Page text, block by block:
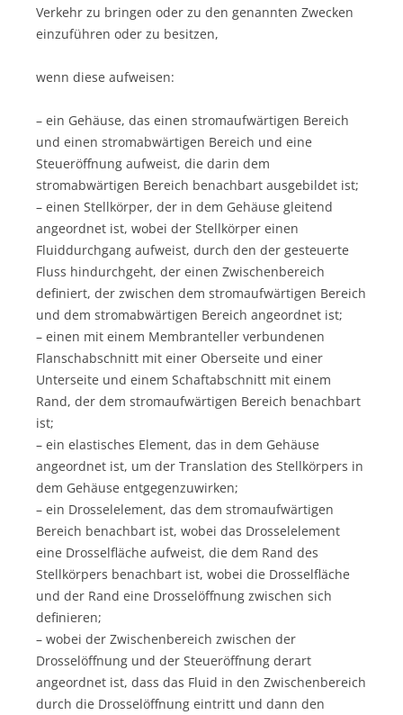
Verkehr zu bringen oder zu den genannten Zwecken
einzuführen oder zu besitzen,
wenn diese aufweisen:
– ein Gehäuse, das einen stromaufwärtigen Bereich
und einen stromabwärtigen Bereich und eine
Steueröffnung aufweist, die darin dem
stromabwärtigen Bereich benachbart ausgebildet ist;
– einen Stellkörper, der in dem Gehäuse gleitend
angeordnet ist, wobei der Stellkörper einen
Fluiddurchgang aufweist, durch den der gesteuerte
Fluss hindurchgeht, der einen Zwischenbereich
definiert, der zwischen dem stromaufwärtigen Bereich
und dem stromabwärtigen Bereich angeordnet ist;
– einen mit einem Membranteller verbundenen
Flanschabschnitt mit einer Oberseite und einer
Unterseite und einem Schaftabschnitt mit einem
Rand, der dem stromaufwärtigen Bereich benachbart
ist;
– ein elastisches Element, das in dem Gehäuse
angeordnet ist, um der Translation des Stellkörpers in
dem Gehäuse entgegenzuwirken;
– ein Drosselelement, das dem stromaufwärtigen
Bereich benachbart ist, wobei das Drosselelement
eine Drosselfläche aufweist, die dem Rand des
Stellkörpers benachbart ist, wobei die Drosselfläche
und der Rand eine Drosselöffnung zwischen sich
definieren;
– wobei der Zwischenbereich zwischen der
Drosselöffnung und der Steueröffnung derart
angeordnet ist, dass das Fluid in den Zwischenbereich
durch die Drosselöffnung eintritt und dann den